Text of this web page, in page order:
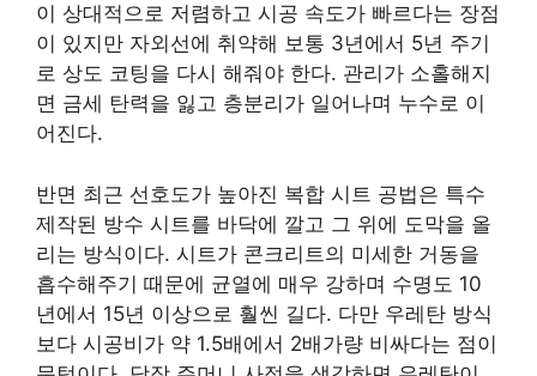
이 상대적으로 저렴하고 시공 속도가 빠르다는 장점
이 있지만 자외선에 취약해 보통 3년에서 5년 주기
로 상도 코팅을 다시 해줘야 한다. 관리가 소홀해지
면 금세 탄력을 잃고 층분리가 일어나며 누수로 이
어진다.
반면 최근 선호도가 높아진 복합 시트 공법은 특수
제작된 방수 시트를 바닥에 깔고 그 위에 도막을 올
리는 방식이다. 시트가 콘크리트의 미세한 거동을
흡수해주기 때문에 균열에 매우 강하며 수명도 10
년에서 15년 이상으로 훨씬 길다. 다만 우레탄 방식
보다 시공비가 약 1.5배에서 2배가량 비싸다는 점이